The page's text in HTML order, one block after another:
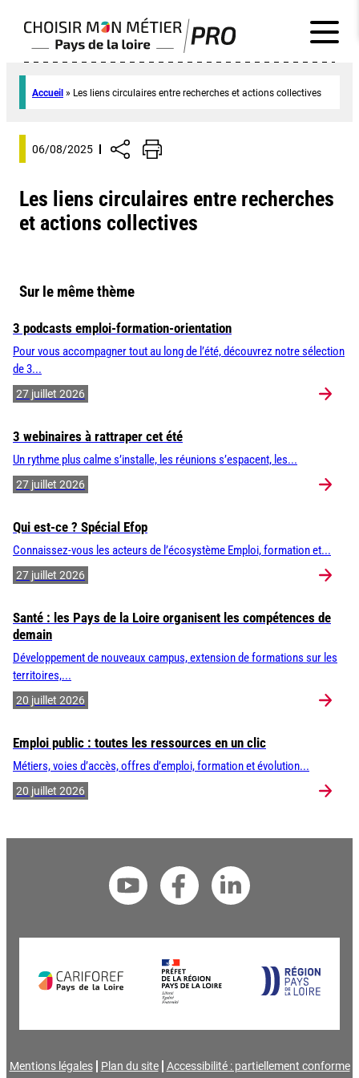
Accueil » Les liens circulaires entre recherches et actions collectives
06/08/2025
Les liens circulaires entre recherches
et actions collectives
Sur le même thème
3 podcasts emploi-formation-orientation
Pour vous accompagner tout au long de l’été, découvrez notre sélection
de 3...
27 juillet 2026
3 webinaires à rattraper cet été
Un rythme plus calme s’installe, les réunions s’espacent, les...
27 juillet 2026
Qui est-ce ? Spécial Efop
Connaissez-vous les acteurs de l’écosystème Emploi, formation et...
27 juillet 2026
Santé : les Pays de la Loire organisent les compétences de
demain
Développement de nouveaux campus, extension de formations sur les
territoires,...
20 juillet 2026
Emploi public : toutes les ressources en un clic
Métiers, voies d’accès, offres d’emploi, formation et évolution...
20 juillet 2026
Mentions légales Plan du site Accessibilité : partiellement conforme